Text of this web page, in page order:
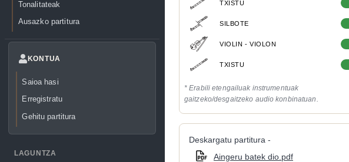
Tonalitateak
Ausazko partitura
KONTUA
Saioa hasi
Erregistratu
Gehitu partitura
LAGUNTZA
TXISTU
SILBOTE
VIOLIN - VIOLON
TXISTU
* Erabili etengailuak instrumentuak
gaitzeko/desgaitzeko audio konbinatuan.
Deskargatu partitura -
Aingeru batek dio.pdf